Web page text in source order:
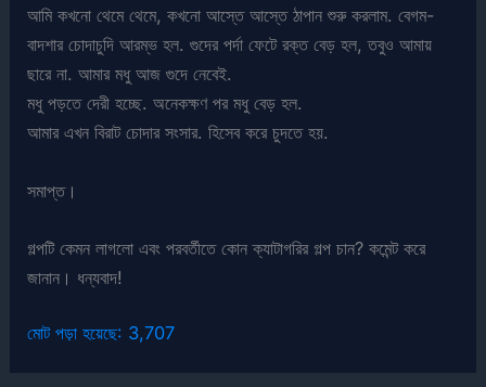
আমি কখনো থেমে থেমে, কখনো আস্তে আস্তে ঠাপান শুরু করলাম. বেগম-
বাদশার চোদাচুদি আরম্ভ হল. গুদের পর্দা ফেটে রক্ত বেড় হল, তবুও আমায়
ছারে না. আমার মধু আজ গুদে নেবেই.
মধু পড়তে দেরী হচ্ছে. অনেকক্ষণ পর মধু বেড় হল.
আমার এখন বিরাট চোদার সংসার. হিসেব করে চুদতে হয়.
সমাপ্ত।
গল্পটি কেমন লাগলো এবং পরবর্তীতে কোন ক্যাটাগরির গল্প চান? কমেন্ট করে
জানান। ধন্যবাদ!
মোট পড়া হয়েছে: 3,707